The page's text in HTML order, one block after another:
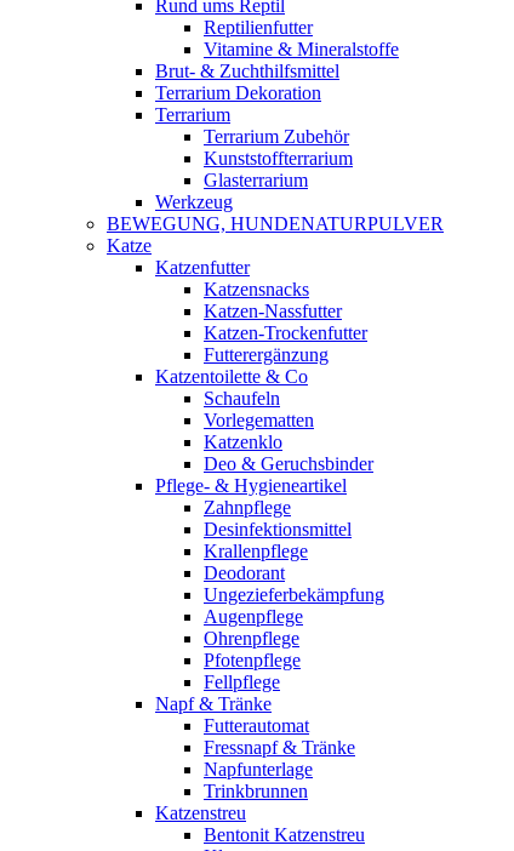
Rund ums Reptil
Reptilienfutter
Vitamine & Mineralstoffe
Brut- & Zuchthilfsmittel
Terrarium Dekoration
Terrarium
Terrarium Zubehör
Kunststoffterrarium
Glasterrarium
Werkzeug
BEWEGUNG, HUNDENATURPULVER
Katze
Katzenfutter
Katzensnacks
Katzen-Nassfutter
Katzen-Trockenfutter
Futterergänzung
Katzentoilette & Co
Schaufeln
Vorlegematten
Katzenklo
Deo & Geruchsbinder
Pflege- & Hygieneartikel
Zahnpflege
Desinfektionsmittel
Krallenpflege
Deodorant
Ungezieferbekämpfung
Augenpflege
Ohrenpflege
Pfotenpflege
Fellpflege
Napf & Tränke
Futterautomat
Fressnapf & Tränke
Napfunterlage
Trinkbrunnen
Katzenstreu
Bentonit Katzenstreu